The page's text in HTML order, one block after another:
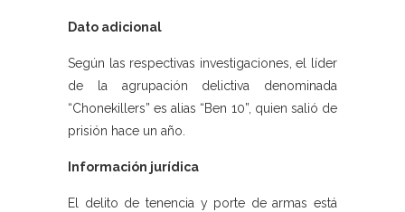
Dato adicional
Según las respectivas investigaciones, el líder
de la agrupación delictiva denominada
“Chonekillers” es alias “Ben 10”, quien salió de
prisión hace un año.
Información jurídica
El delito de tenencia y porte de armas está